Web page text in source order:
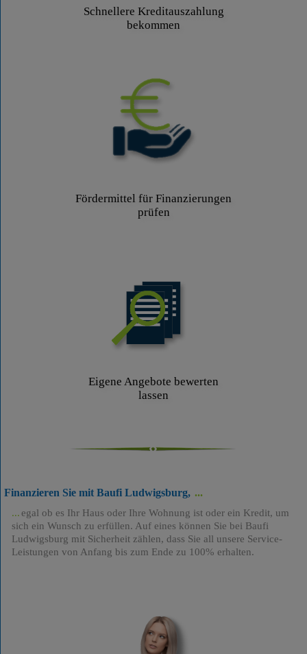
Schnellere Kreditauszahlung
bekommen
Fördermittel für Finanzierungen
prüfen
Eigene Angebote bewerten
lassen
Finanzieren Sie mit Baufi Ludwigsburg,
egal ob es Ihr Haus oder Ihre Wohnung ist oder ein Kredit, um
sich ein Wunsch zu erfüllen. Auf eines können Sie bei Baufi
Ludwigsburg mit Sicherheit zählen, dass Sie all unsere Service-
Leistungen von Anfang bis zum Ende zu 100% erhalten.